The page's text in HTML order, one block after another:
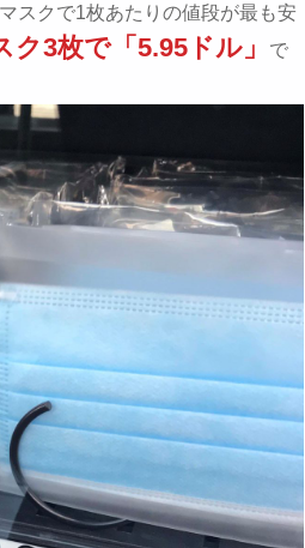
スクで1枚あたりの値段が最も安
3枚で「5.95ドル」
で